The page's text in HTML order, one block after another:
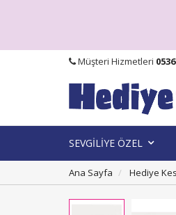
Müşteri Hizmetleri
SEVGİLİYE ÖZEL
Ana Sayfa Hediye